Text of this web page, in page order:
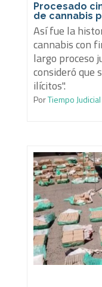
Procesado
de cannabis
Así fue la
cannabis con
largo proceso
consideró que
ilícitos".
PorTiempo Judicial